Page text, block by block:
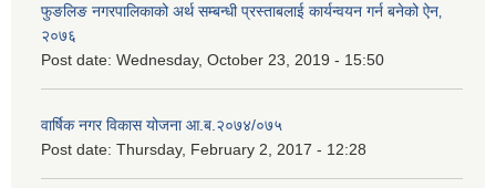
फुङलिङ नगरपालिकाको अर्थ सम्बन्धी प्रस्ताबलाई कार्यन्वयन गर्न बनेको ऐन‚
२०७६
Post date: Wednesday, October 23, 2019 - 15:50
वार्षिक नगर विकास योजना आ.ब.२०७४/०७५
Post date: Thursday, February 2, 2017 - 12:28